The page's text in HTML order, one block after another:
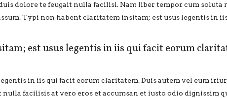
dolore te feugait nulla facilisi. Nam liber tempor cum
Typi non habent claritatem insitam; est usus legentis in
est usus legentis in iis qui facit eorum
in iis qui facit eorum claritatem. Duis autem vel eum
facilisis at vero eros et accumsan et iusto odio dignissim